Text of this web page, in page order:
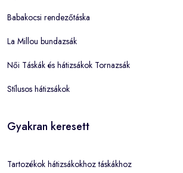
Babakocsi rendezőtáska
La Millou bundazsák
Női Táskák és hátizsákok Tornazsák
Stílusos hátizsákok
Gyakran keresett
Tartozékok hátizsákokhoz táskákhoz